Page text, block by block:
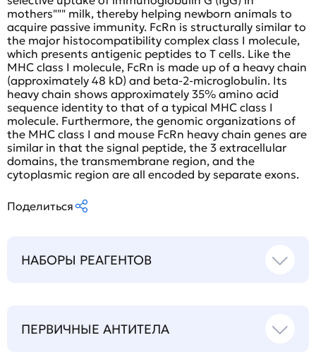
mothers""" milk, thereby helping newborn animals to
acquire passive immunity. FcRn is structurally similar to
the major histocompatibility complex class I molecule,
which presents antigenic peptides to T cells. Like the
MHC class I molecule, FcRn is made up of a heavy chain
(approximately 48 kD) and beta-2-microglobulin. Its
heavy chain shows approximately 35% amino acid
sequence identity to that of a typical MHC class I
molecule. Furthermore, the genomic organizations of
the MHC class I and mouse FcRn heavy chain genes are
similar in that the signal peptide, the 3 extracellular
domains, the transmembrane region, and the
cytoplasmic region are all encoded by separate exons.
Поделиться
НАБОРЫ РЕАГЕНТОВ
ПЕРВИЧНЫЕ АНТИТЕЛА